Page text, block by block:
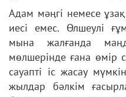
Адам мәңгі немесе
иесі емес. Өлшеулі
мына жалғанда
мөлшерінде ғана өмір
сауапті іс жасау
жылдар бәлкім